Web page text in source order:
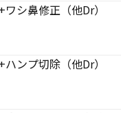
シ鼻修正（他Dr）
ンプ切除（他Dr）